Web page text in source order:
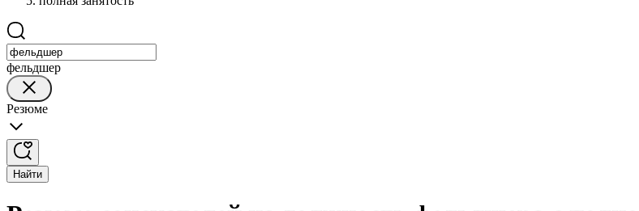
фельдшер
Резюме
Найти